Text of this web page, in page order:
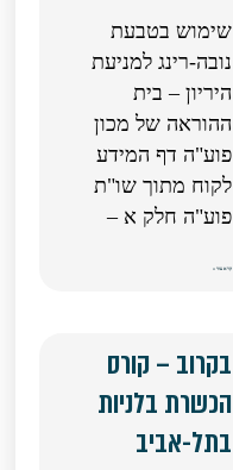
שימוש בטבעת
נובה-רינג למניעת
היריון – בית
ההוראה של מכון
פוע"ה דף המידע
לקוח מתוך שו"ת
פוע"ה חלק א –
קרא עוד »
בקרוב – קורס
הכשרת בלניות
בתל-אביב